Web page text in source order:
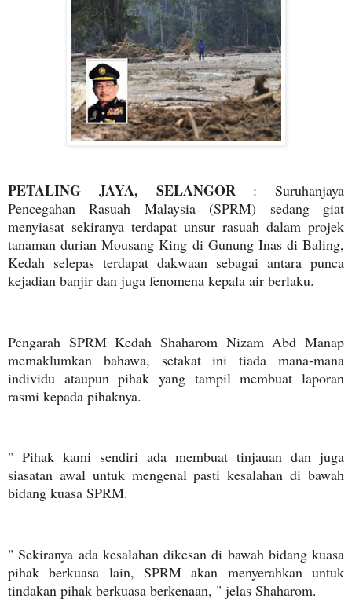
PETALING JAYA, SELANGOR : Suruhanjaya
Pencegahan Rasuah Malaysia (SPRM) sedang giat
menyiasat sekiranya terdapat unsur rasuah dalam projek
tanaman durian Mousang King di Gunung Inas di Baling,
Kedah selepas terdapat dakwaan sebagai antara punca
kejadian banjir dan juga fenomena kepala air berlaku.
Pengarah SPRM Kedah Shaharom Nizam Abd Manap
memaklumkan bahawa, setakat ini tiada mana-mana
individu ataupun pihak yang tampil membuat laporan
rasmi kepada pihaknya.
" Pihak kami sendiri ada membuat tinjauan dan juga
siasatan awal untuk mengenal pasti kesalahan di bawah
bidang kuasa SPRM.
" Sekiranya ada kesalahan dikesan di bawah bidang kuasa
pihak berkuasa lain, SPRM akan menyerahkan untuk
tindakan pihak berkuasa berkenaan, " jelas Shaharom.